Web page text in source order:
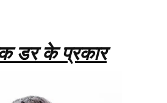
डर के प्रकार